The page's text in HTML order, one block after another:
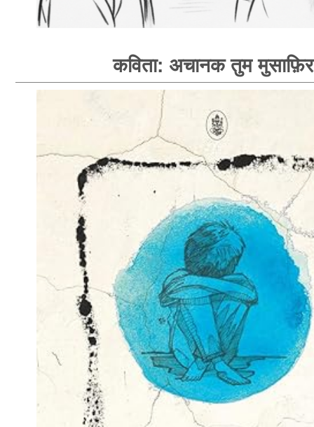
कविता: अचानक तुम मुसाफ़िर